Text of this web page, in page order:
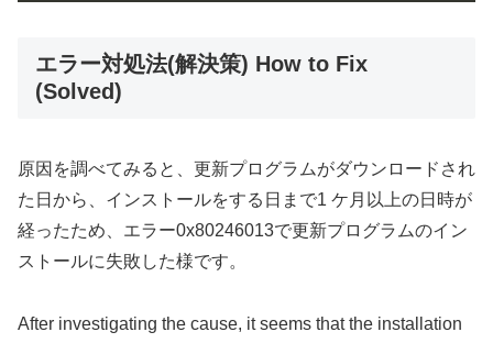
エラー対処法(解決策) How to Fix
(Solved)
原因を調べてみると、更新プログラムがダウンロードされ
た日から、インストールをする日まで1 ケ月以上の日時が
経ったため、エラー0x80246013で更新プログラムのイン
ストールに失敗した様です。
After investigating the cause, it seems that the installation